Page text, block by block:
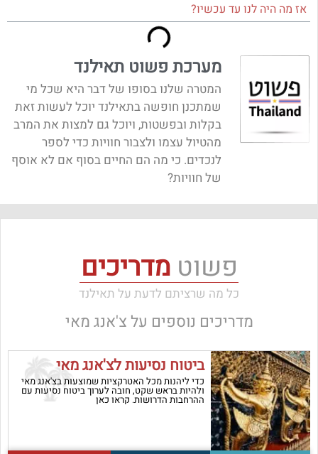
אז מה היה לנו עד עכשיו?
מערכת פשוט תאילנד
המטרה שלנו בסופו של דבר היא שכל מי
שמתכנן חופשה בתאילנד יוכל לעשות זאת
בקלות ובפשטות, ויוכל גם למצות את המרב
מהטיול עצמו ולצבור חוויות כדי לספר
לנכדים. כי מה הם החיים בסוף אם לא אוסף
של חוויות?
פשוטמדריכים
כל מה שרציתם לדעת על תאילנד
מדריכים נוספים על צ'אנג מאי
ביטוח נסיעות לצ'אנג מאי
כדי ליהנות מכל האטרקציות שמוצעות בצ'אנג מאי
ולהיות בראש שקט, חובה לערוך ביטוח נסיעות עם
ההרחבות הדרושות. קראו כאן